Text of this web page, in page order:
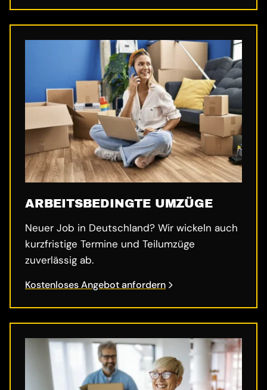
ARBEITSBEDINGTE UMZÜGE
Neuer Job in Deutschland? Wir wickeln auch
kurzfristige Termine und Teilumzüge
zuverlässig ab.
Kostenloses Angebot anfordern